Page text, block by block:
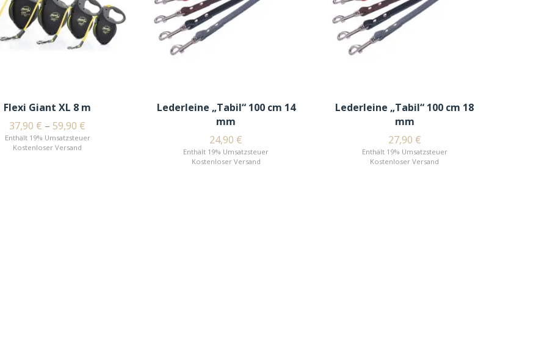
Flexi Giant XL 8 m
37,90 € – 59,90 €
Enthält 19% Umsatzsteuer
Kostenloser Versand
Lederleine „Tabil“ 100 cm 14
mm
24,90 €
Enthält 19% Umsatzsteuer
Kostenloser Versand
Lederleine „Tabil“ 100 cm 18
mm
27,90 €
Enthält 19% Umsatzsteuer
Kostenloser Versand